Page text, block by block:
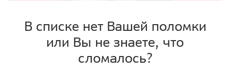
В списке нет Вашей поломки
или Вы не знаете, что
сломалось?